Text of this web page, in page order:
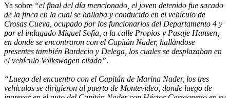
Ya sobre “el final del día mencionado, el joven detenido fue sacado
de la finca en la cual se hallaba y conducido en el vehículo de
Crosas Cueva, ocupado por los funcionarios del Departamento 4 y
por el indagado Miguel Sofía, a la calle Propios y Pasaje Hansen,
en donde se encontraron con el Capitán Nader, hallándose
presentes también Bardecio y Delega, los cuales se desplazaban en
el vehículo Volkswagen citado”.
“Luego del encuentro con el Capitán de Marina Nader, los tres
vehículos se dirigieron al puerto de Montevideo, donde luego de